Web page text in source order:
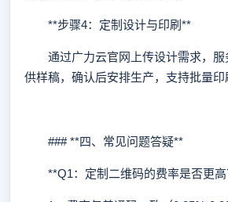
**步骤4：定制设计与印刷**
通过广力云官网上传设计需求，服
供样稿，确认后安排生产，支持批量印
### **四、常见问题答疑**
**Q1：定制二维码的费率是否更高